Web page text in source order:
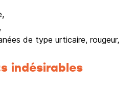
de type urticaire, rougeur,
indésirables